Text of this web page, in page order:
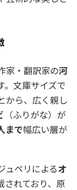
家・翻訳家の河
。文庫サイズで
から、広く親し
（ふりがな）が
まで幅広い層が
ュペリによるオ
されており、原